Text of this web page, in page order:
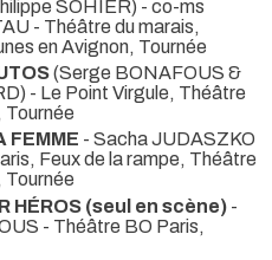
SOHIER) - co-ms
- Théâtre du marais,
en Avignon, Tournée
(Serge BONAFOUS &
- Le Point Virgule, Théâtre
Tournée
FEMME - Sacha JUDASZKO
Feux de la rampe, Théâtre
Tournée
HÉROS (seul en scène) -
- Théâtre BO Paris,